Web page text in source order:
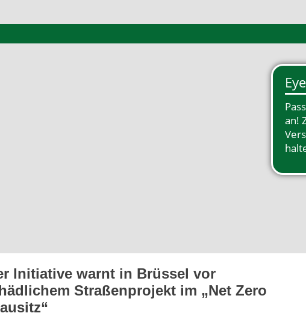
Initiative warnt in Brüssel vor
Straßenprojekt im „Net Zero